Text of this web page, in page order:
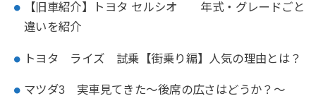
【旧車紹介】トヨタ セルシオ 年式・グレードごと
違いを紹介
トヨタ ライズ 試乗【街乗り編】人気の理由とは？
マツダ3 実車見てきた～後席の広さはどうか？～